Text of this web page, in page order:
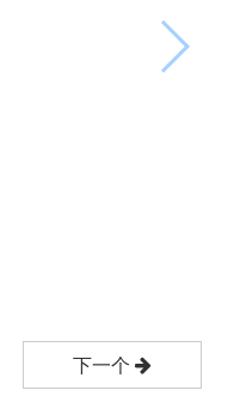
下一个